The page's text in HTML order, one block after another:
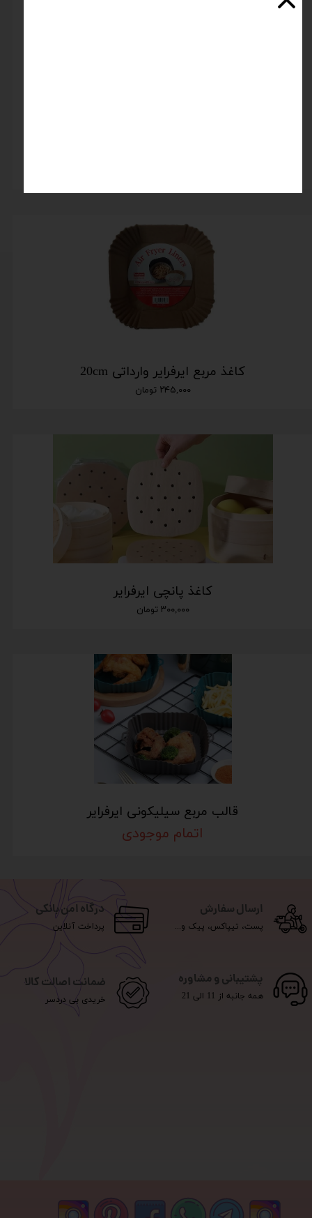
کاغذ مربع ایرفرایر وارداتی 20cm
۲۴۵,۰۰۰ تومان
کاغذ پانچی ایرفرایر
۳۰۰,۰۰۰ تومان
قالب مربع سیلیکونی ایرفرایر
اتمام موجودی
ارسال سفارش
پست، تیپاکس، پیک و...
درگاه امن بانکی
پرداخت آنلاین
پشتیبانی و مشاوره
همه جانبه از 11 الی 21
ضمانت اصالت کالا
خریدی بی دردسر